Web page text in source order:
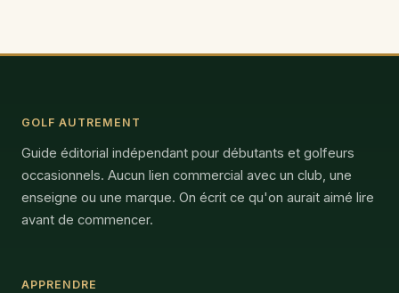
GOLF AUTREMENT
Guide éditorial indépendant pour débutants et golfeurs
occasionnels. Aucun lien commercial avec un club, une
enseigne ou une marque. On écrit ce qu'on aurait aimé lire
avant de commencer.
APPRENDRE